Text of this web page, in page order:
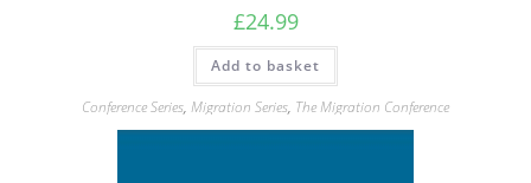
£24.99
Add to basket
Conference Series, Migration Series, The Migration Conference